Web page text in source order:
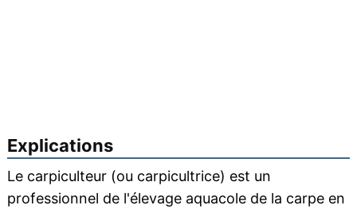
Explications
Le carpiculteur (ou carpicultrice) est un
professionnel de l'élevage aquacole de la carpe en